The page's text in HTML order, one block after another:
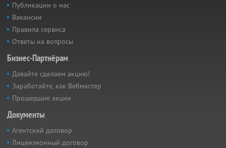
Публикации о нас
Вакансии
Правила сервиса
Ответы на вопросы
Бизнес-Партнёрам
Давайте сделаем акцию!
Заработайте, как Вебмастер
Прошедшие акции
Документы
Агентский договор
Лицензионный договор